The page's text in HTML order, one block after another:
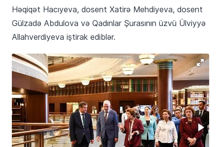
Həqiqət Hacıyeva, dosent Xatirə Mehdiyeva, dosent
Gülzadə Abdulova və Qadınlar Şurasının üzvü Ülviyyə
Allahverdiyeva iştirak ediblər.